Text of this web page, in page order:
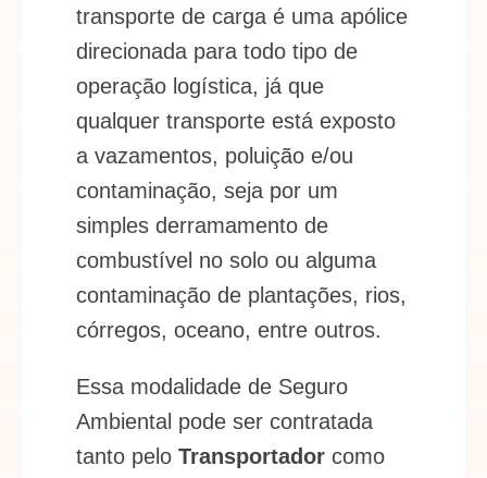
transporte de carga é uma apólice
direcionada para todo tipo de
operação logística, já que
qualquer transporte está exposto
a vazamentos, poluição e/ou
contaminação, seja por um
simples derramamento de
combustível no solo ou alguma
contaminação de plantações, rios,
córregos, oceano, entre outros.
Essa modalidade de Seguro
Ambiental pode ser contratada
tanto pelo Transportador como